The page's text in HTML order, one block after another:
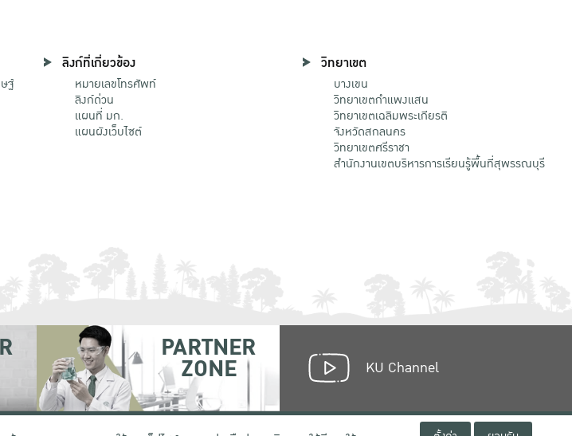
ฐ์
ลิงก์ที่เกี่ยวข้อง
หมายเลขโทรศัพท์
ลิงก์ด่วน
แผนที่ มก.
แผนผังเว็บไซต์
วิทยาเขต
บางเขน
วิทยาเขตกําแพงแสน
วิทยาเขตเฉลิมพระเกียรติ
จังหวัดสกลนคร
วิทยาเขตศรีราชา
สำนักงานเขตบริหารการเรียนรู้พื้นที่สุพรรณบุรี
PARTNER
ZONE KU Channel